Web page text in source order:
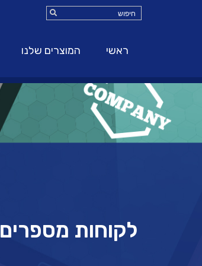
ראשי המוצרים שלנו
לקוחות מספרים